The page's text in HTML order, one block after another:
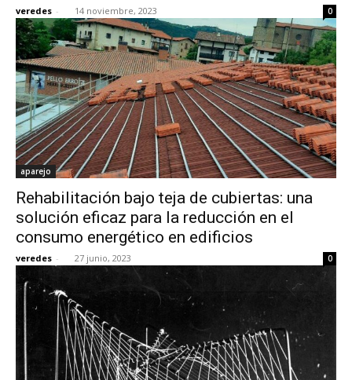
veredes - 14 noviembre, 2023 0
aparejo
Rehabilitación bajo teja de cubiertas: una
solución eficaz para la reducción en el
consumo energético en edificios
veredes - 27 junio, 2023 0